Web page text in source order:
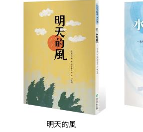
明天的風